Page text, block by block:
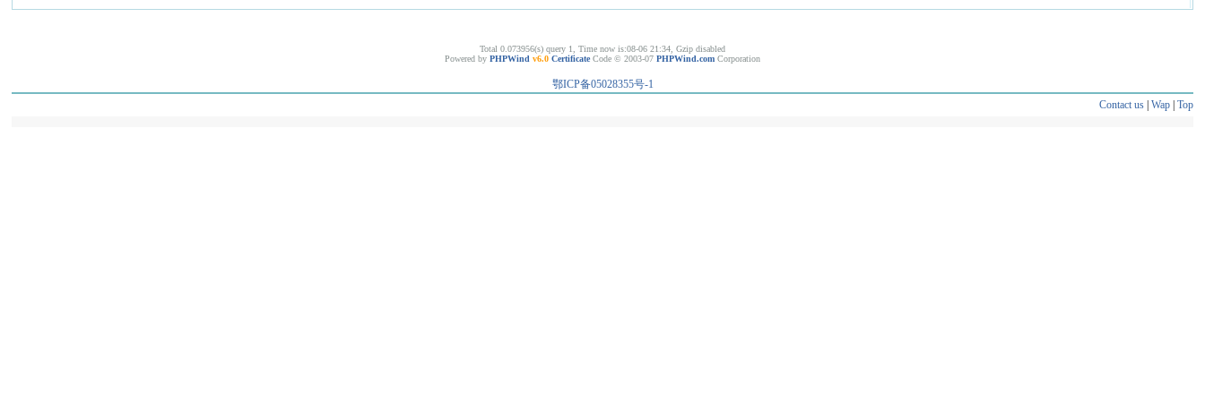
Total 0.073956(s) query 1, Time now is:08-06 21:34, Gzip disabled
Powered by PHPWind v6.0 Certificate Code © 2003-07 PHPWind.com Corporation
鄂ICP备05028355号-1
Contact us| Wap| Top